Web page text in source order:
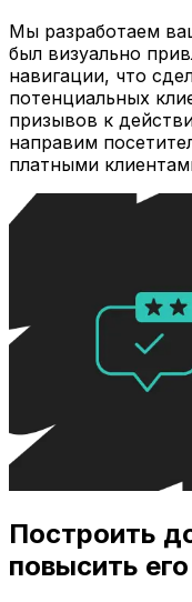
Мы разработаем
был визуально
навигации, что
потенциальных
призывов к
направим
платными
Построить
повысить